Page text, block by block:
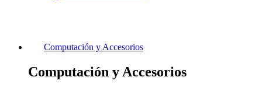
Computación y Accesorios
Computación y Accesorios